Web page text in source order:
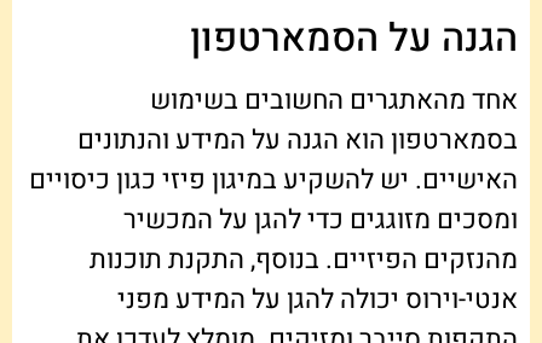
הגנה על הסמארטפון
אחד מהאתגרים החשובים בשימוש
בסמארטפון הוא הגנה על המידע והנתונים
האישיים. יש להשקיע במיגון פיזי כגון כיסויים
ומסכים מזוגגים כדי להגן על המכשיר
מהנזקים הפיזיים. בנוסף, התקנת תוכנות
אנטי-וירוס יכולה להגן על המידע מפני